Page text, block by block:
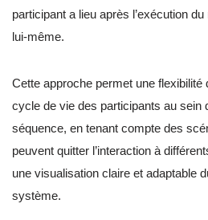
participant a lieu après l’exécution
lui-même.
Cette approche permet une flexibilité
cycle de vie des participants au sein
séquence, en tenant compte des
peuvent quitter l’interaction à
une visualisation claire et adaptable
système.